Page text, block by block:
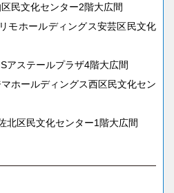
民文化センター2階大広間
ホールディングス安芸区民文化
ステールプラザ4階大広間
ホールディングス西区民文化セン
区民文化センター1階大広間